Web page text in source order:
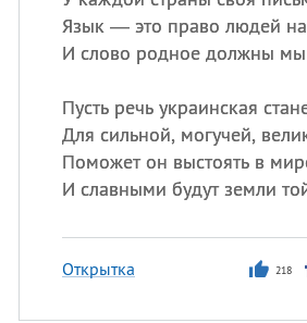
Язык — это право людей
И слово родное должны мы
Пусть речь украинская
Для сильной, могучей,
Поможет он выстоять в
И славными будут земли
Открытка 218